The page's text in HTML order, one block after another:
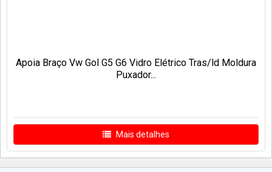
Apoia Braço Vw Gol G5 G6 Vidro Elétrico Tras/ld Moldura
Puxador...
Mais detalhes